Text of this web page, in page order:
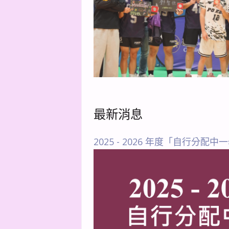
最新消息
2025 - 2026 年度「自行分配中